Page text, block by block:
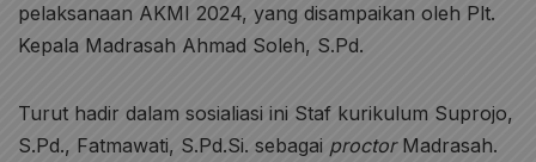
pelaksanaan AKMI 2024, yang disampaikan oleh Plt.
Kepala Madrasah Ahmad Soleh, S.Pd.
Turut hadir dalam sosialiasi ini Staf kurikulum Suprojo,
S.Pd., Fatmawati, S.Pd.Si. sebagai proctorMadrasah.